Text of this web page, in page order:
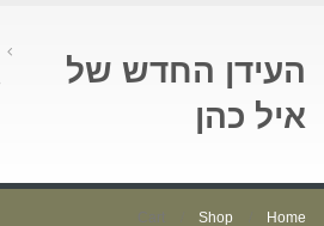
העידן החדש של
איל כהן
Home
Shop
Cart